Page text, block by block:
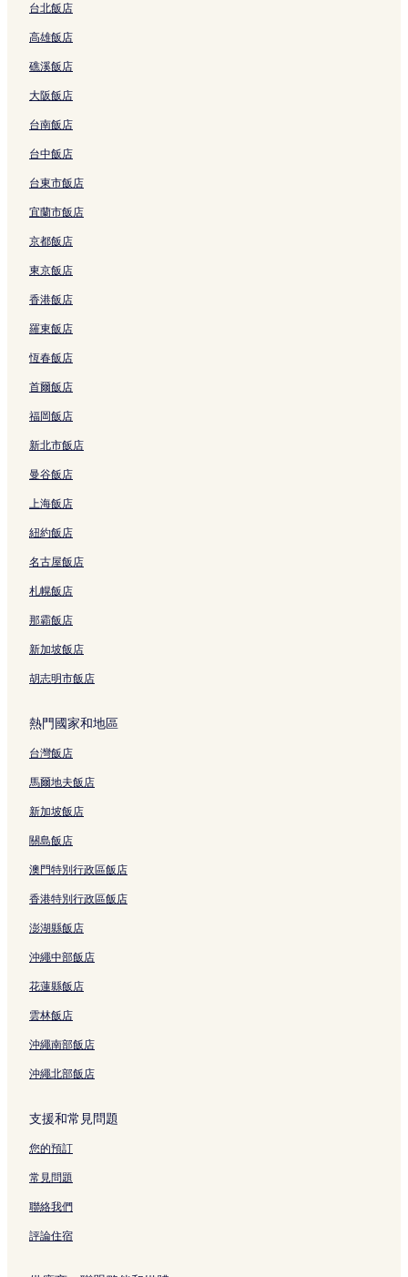
鑑湖堂附近的飯店
林家古厝附近的飯店
大湖風景遊樂區附近的飯店
龍潭湖公園附近的飯店
新月廣場附近的飯店
同樂村飯店
礁溪溫泉附近的飯店
昭應宮附近的飯店
礁溪協天廟附近的飯店
宜蘭縣飯店
五峰旗瀑布附近的飯店
五結飯店
員山飯店
宜蘭火車站附近的飯店
員山的平價飯店
員山的提供免費早餐的飯店
員山的設有游泳池的飯店
員山的設有停車場的飯店
壯圍的提供免費早餐的飯店
壯圍的設有停車場的飯店
礁溪的平價飯店
礁溪的設有停車場的飯店
礁溪的親子飯店
礁溪的Spa 飯店
礁溪的性別友善飯店
礁溪的設有健身中心的飯店
礁溪的高爾夫飯店
礁溪的設有游泳池的飯店
三星的商務飯店
三星的提供免費早餐的飯店
台北飯店
高雄飯店
礁溪飯店
大阪飯店
台南飯店
台中飯店
台東市飯店
宜蘭市飯店
京都飯店
東京飯店
香港飯店
羅東飯店
恆春飯店
首爾飯店
福岡飯店
新北市飯店
曼谷飯店
上海飯店
紐約飯店
名古屋飯店
札幌飯店
那霸飯店
新加坡飯店
胡志明市飯店
熱門國家和地區
台灣飯店
馬爾地夫飯店
新加坡飯店
關島飯店
澳門特別行政區飯店
香港特別行政區飯店
澎湖縣飯店
沖繩中部飯店
花蓮縣飯店
雲林飯店
沖繩南部飯店
沖繩北部飯店
支援和常見問題
您的預訂
常見問題
聯絡我們
評論住宿